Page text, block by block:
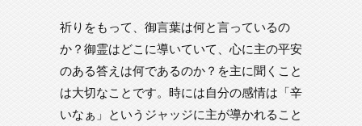
祈りをもって、御言葉は何と言っているの
か？御霊はどこに導いていて、心に主の平安
のある答えは何であるのか？を主に聞くこと
は大切なことです。時には自分の感情は「辛
いなぁ」というジャッジに主が導かれること